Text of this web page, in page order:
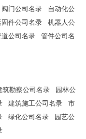
阀门公司名录
自动化公
固件公司名录
机器人公
道公司名录
管件公司名
筑勘察公司名录
园林公
建筑施工公司名录
市
绿化公司名录
园艺公